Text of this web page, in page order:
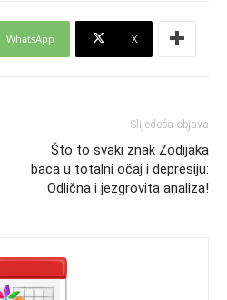
WhatsApp X
Slijedeća objava
Što to svaki znak Zodijaka
baca u totalni očaj i depresiju:
Odlična i jezgrovita analiza!